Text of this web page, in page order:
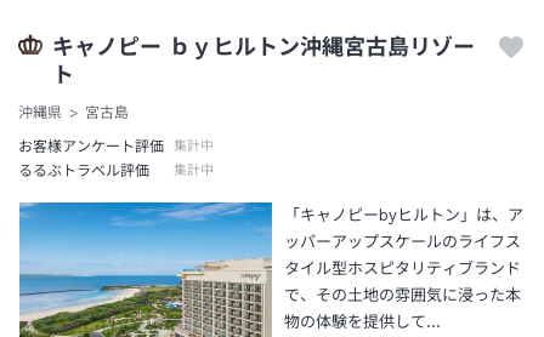
キャノピー ｂｙヒルトン沖縄宮古島リゾー
ト
沖縄県
宮古島
お客様アンケート評価
集計中
るるぶトラベル評価 集計中
「キャノピーbyヒルトン」は、ア
ッパーアップスケールのライフス
タイル型ホスピタリティブランド
で、その土地の雰囲気に浸った本
物の体験を提供して…